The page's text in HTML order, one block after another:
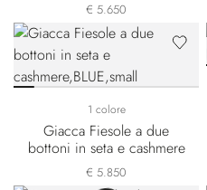
€ 5.650
1 colore
Giacca Fiesole a due
bottoni in seta e cashmere
€ 5.850